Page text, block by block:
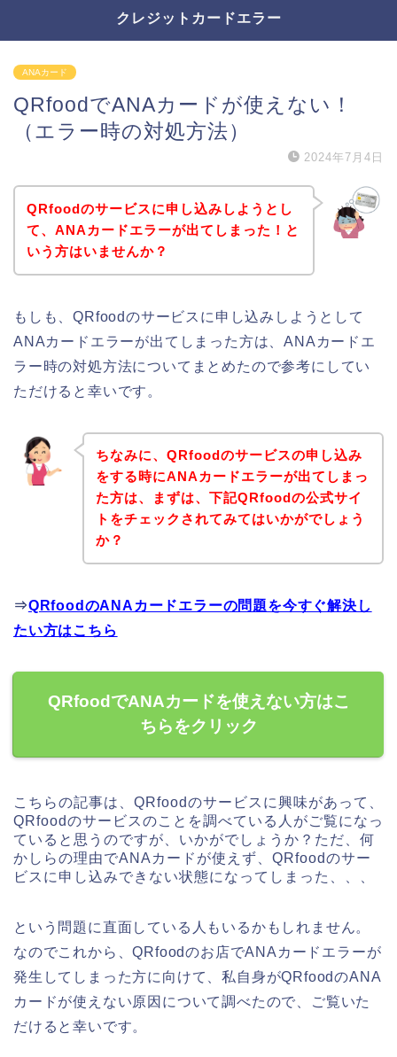
クレジットカードエラー
ANAカード
QRfoodでANAカードが使えない！
（エラー時の対処方法）
2024年7月4日
QRfoodのサービスに申し込みしようとし
て、ANAカードエラーが出てしまった！と
いう方はいませんか？
もしも、QRfoodのサービスに申し込みしようとして
ANAカードエラーが出てしまった方は、ANAカードエ
ラー時の対処方法についてまとめたので参考にしてい
ただけると幸いです。
ちなみに、QRfoodのサービスの申し込み
をする時にANAカードエラーが出てしまっ
た方は、まずは、下記QRfoodの公式サイ
トをチェックされてみてはいかがでしょう
か？
⇒QRfoodのANAカードエラーの問題を今すぐ解決し
たい方はこちら
QRfoodでANAカードを使えない方はこ
ちらをクリック
こちらの記事は、QRfoodのサービスに興味があって、
QRfoodのサービスのことを調べている人がご覧になっ
ていると思うのですが、いかがでしょうか？ただ、何
かしらの理由でANAカードが使えず、QRfoodのサー
ビスに申し込みできない状態になってしまった、、、
という問題に直面している人もいるかもしれません。
なのでこれから、QRfoodのお店でANAカードエラーが
発生してしまった方に向けて、私自身がQRfoodのANA
カードが使えない原因について調べたので、ご覧いた
だけると幸いです。